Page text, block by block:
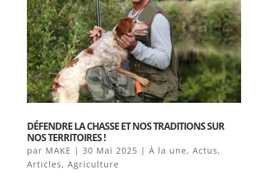
DÉFENDRE LA CHASSE ET NOS TRADITIONS SUR
NOS TERRITOIRES !
par MAKE | 30 Mai 2025 | À la une, Actus,
Articles, Agriculture